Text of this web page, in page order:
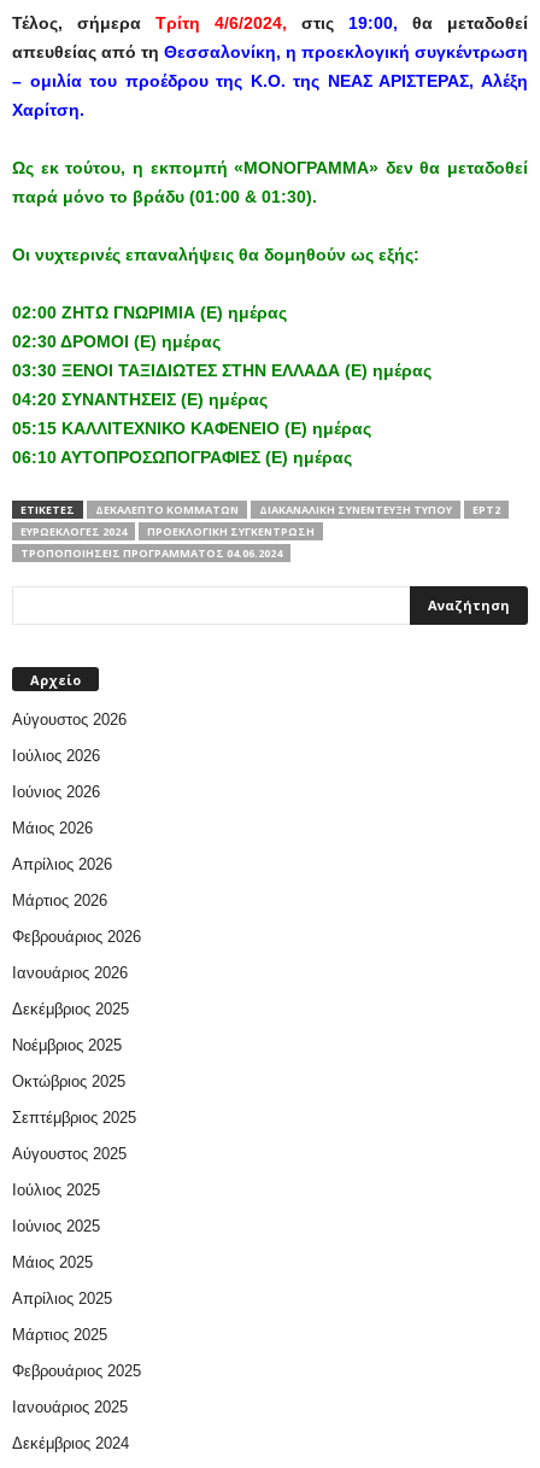
Τέλος, σήμερα Τρίτη 4/6/2024, στις 19:00, θα μεταδοθεί
απευθείας από τη Θεσσαλονίκη, η προεκλογική συγκέντρωση
– ομιλία του προέδρου της Κ.Ο. της ΝΕΑΣ ΑΡΙΣΤΕΡΑΣ, Αλέξη
Χαρίτση.
Ως εκ τούτου, η εκπομπή «ΜΟΝΟΓΡΑΜΜΑ» δεν θα μεταδοθεί
παρά μόνο το βράδυ (01:00 & 01:30).
Οι νυχτερινές επαναλήψεις θα δομηθούν ως εξής:
02:00 ΖΗΤΩ ΓΝΩΡΙΜΙΑ (Ε) ημέρας
02:30 ΔΡΟΜΟΙ (Ε) ημέρας
03:30 ΞΕΝΟΙ ΤΑΞΙΔΙΩΤΕΣ ΣΤΗΝ ΕΛΛΑΔΑ (Ε) ημέρας
04:20 ΣΥΝΑΝΤΗΣΕΙΣ (Ε) ημέρας
05:15 ΚΑΛΛΙΤΕΧΝΙΚΟ ΚΑΦΕΝΕΙΟ (Ε) ημέρας
06:10 ΑΥΤΟΠΡΟΣΩΠΟΓΡΑΦΙΕΣ (Ε) ημέρας
ΕΤΙΚΕΤΕΣ ΔΕΚΆΛΕΠΤΟ ΚΟΜΜΆΤΩΝ ΔΙΑΚΑΝΑΛΙΚΉ ΣΥΝΈΝΤΕΥΞΗ ΤΎΠΟΥ
ΕΡΤ2
ΕΥΡΩΕΚΛΟΓΈΣ 2024
ΠΡΟΕΚΛΟΓΙΚΉ ΣΥΓΚΈΝΤΡΩΣΗ
ΤΡΟΠΟΠΟΙΉΣΕΙΣ ΠΡΟΓΡΆΜΜΑΤΟΣ 04.06.2024
Αρχείο
Αύγουστος 2026
Ιούλιος 2026
Ιούνιος 2026
Μάιος 2026
Απρίλιος 2026
Μάρτιος 2026
Φεβρουάριος 2026
Ιανουάριος 2026
Δεκέμβριος 2025
Νοέμβριος 2025
Οκτώβριος 2025
Σεπτέμβριος 2025
Αύγουστος 2025
Ιούλιος 2025
Ιούνιος 2025
Μάιος 2025
Απρίλιος 2025
Μάρτιος 2025
Φεβρουάριος 2025
Ιανουάριος 2025
Δεκέμβριος 2024